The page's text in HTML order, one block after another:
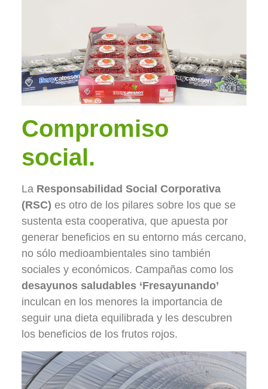
Compromiso
social.
La Responsabilidad Social Corporativa
(RSC) es otro de los pilares sobre los que se
sustenta esta cooperativa, que apuesta por
generar beneficios en su entorno más cercano,
no sólo medioambientales sino también
sociales y económicos. Campañas como los
desayunos saludables ‘Fresayunando’
inculcan en los menores la importancia de
seguir una dieta equilibrada y les descubren
los beneficios de los frutos rojos.